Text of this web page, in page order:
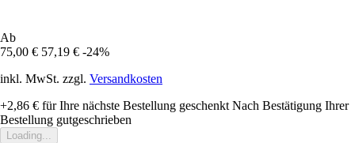
Ab
75,00 € 57,19 € -24%
inkl. MwSt. zzgl. Versandkosten
+2,86 € für Ihre nächste Bestellung geschenkt Nach Bestätigung Ihrer
Bestellung gutgeschrieben
Loading...